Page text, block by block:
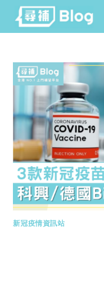
content
新冠疫情資訊站